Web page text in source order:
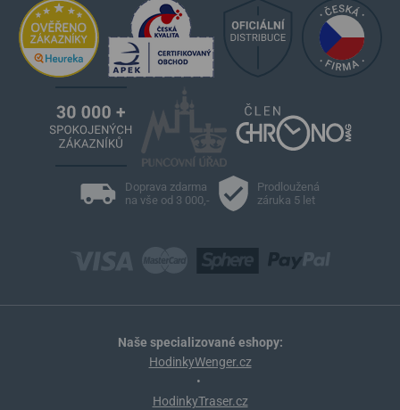
Doprava zdarma
na vše od 3 000,-
Prodloužená
záruka 5 let
Naše specializované eshopy:
HodinkyWenger.cz
•
HodinkyTraser.cz